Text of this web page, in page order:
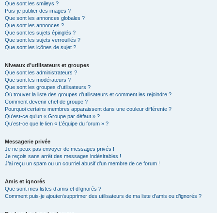
Que sont les smileys ?
Puis-je publier des images ?
Que sont les annonces globales ?
Que sont les annonces ?
Que sont les sujets épinglés ?
Que sont les sujets verrouillés ?
Que sont les icônes de sujet ?
Niveaux d’utilisateurs et groupes
Que sont les administrateurs ?
Que sont les modérateurs ?
Que sont les groupes d’utilisateurs ?
Où trouver la liste des groupes d’utilisateurs et comment les rejoindre ?
Comment devenir chef de groupe ?
Pourquoi certains membres apparaissent dans une couleur différente ?
Qu’est-ce qu’un « Groupe par défaut » ?
Qu’est-ce que le lien « L’équipe du forum » ?
Messagerie privée
Je ne peux pas envoyer de messages privés !
Je reçois sans arrêt des messages indésirables !
J’ai reçu un spam ou un courriel abusif d’un membre de ce forum !
Amis et ignorés
Que sont mes listes d’amis et d’ignorés ?
Comment puis-je ajouter/supprimer des utilisateurs de ma liste d’amis ou d’ignorés ?